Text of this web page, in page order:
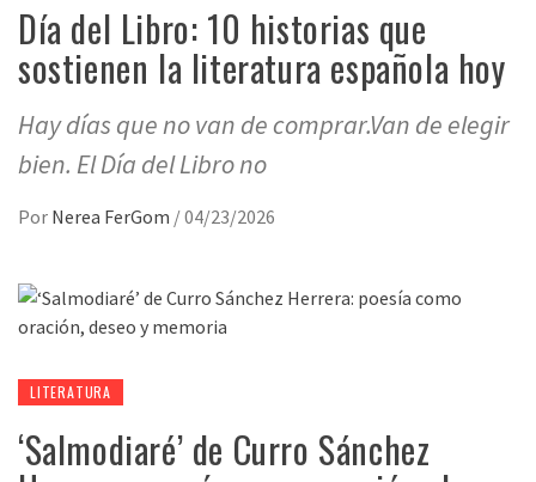
Día del Libro: 10 historias que
sostienen la literatura española hoy
Hay días que no van de comprar.Van de elegir
bien. El Día del Libro no
Por Nerea FerGom /04/23/2026
LITERATURA
‘Salmodiaré’ de Curro Sánchez